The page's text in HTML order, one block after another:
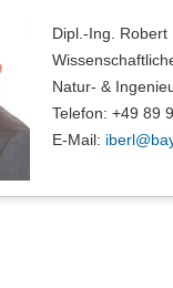
Dipl.-Ing. Robert
Natur- &
Telefon: +49 89
E-Mail: iberl@